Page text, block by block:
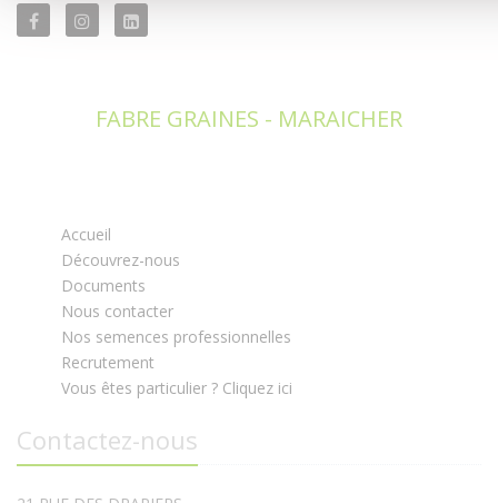
FABRE GRAINES - MARAICHER
Accueil
Découvrez-nous
Documents
Nous contacter
Nos semences professionnelles
Recrutement
Vous êtes particulier ? Cliquez ici
Contactez-nous